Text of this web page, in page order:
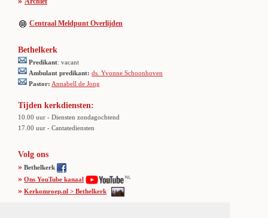
Centraal Meldpunt Overlijden
Bethelkerk
Predikant: vacant
Ambulant predikant: ds. Yvonne Schoonhoven
Pastor: Annabell de Jong
Tijden kerkdiensten:
10.00 uur - Diensten zondagochtend
17.00 uur - Cantatediensten
Volg ons
» Bethelkerk
» Ons YouTube kanaal
» Kerkomroep.nl > Bethelkerk